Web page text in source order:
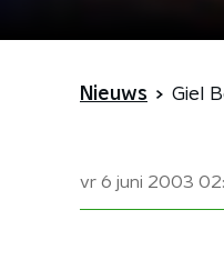
Nieuws Giel
vr 6 juni 2003